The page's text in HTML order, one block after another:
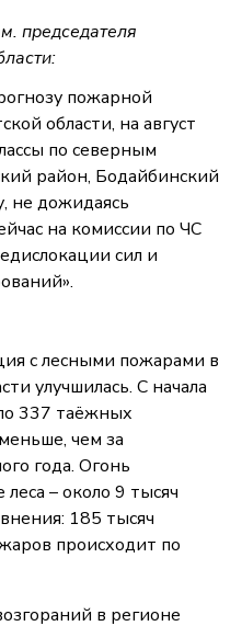
пожарной
области, на август
по северным
район, Бодайбинский
не дожидаясь
на комиссии по ЧС
сил и
с лесными пожарами в
улучшилась. С начала
337 таёжных
чем за
года. Огонь
– около 9 тысяч
185 тысяч
происходит по
в регионе